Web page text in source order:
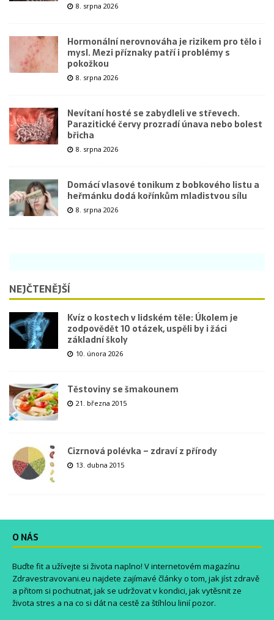
8. srpna 2026
Hormonální nerovnováha je rizikem pro tělo i
mysl. Mezi příznaky patří i problémy s
pokožkou
8. srpna 2026
Nevítaní hosté se zabydleli ve střevech.
Parazitické červy prozradí únava nebo bolest
břicha
8. srpna 2026
Domácí vlasové tonikum z bobkového listu a
heřmánku dodá kořínkům mladistvou sílu
8. srpna 2026
NEJČTENĚJŠÍ
Kvíz o kostech v lidském těle: Úkolem je
zodpovědět 10 otázek, uspěli by i žáci
základní školy
10. února 2026
Těstoviny se šmakounem
21. března 2015
Cizrnová polévka – zdraví z přírody
13. dubna 2015
O NÁS
Buďte fit a užívejte si života naplno! V internetovém magazínu
Zdravestravovani.eu najdete zajímavé články o tom, jak jíst zdravě
a přitom si pochutnat, jak se udržovat v kondici, jak vytěsnit ze
života stres a na co si dát na cestě za štíhlou linií pozor.